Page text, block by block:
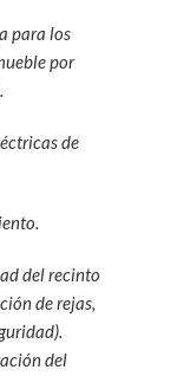
para los
por
de
del recinto
de rejas,
del